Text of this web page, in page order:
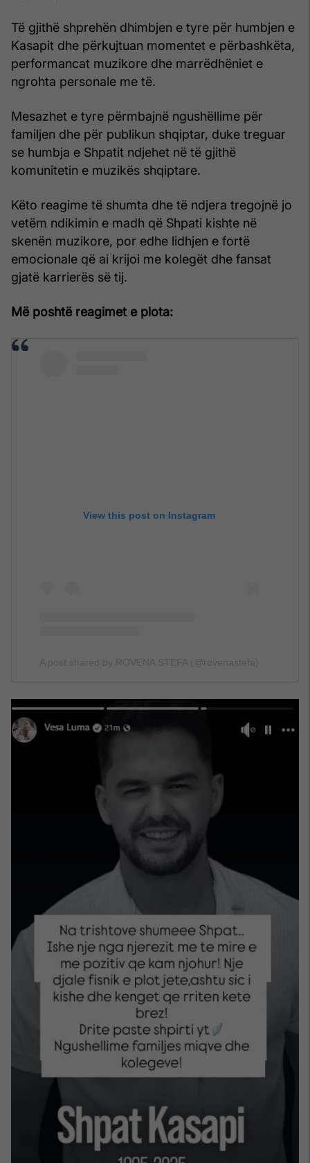
Të gjithë shprehën dhimbjen e tyre për humbjen e
Kasapit dhe përkujtuan momentet e përbashkëta,
performancat muzikore dhe marrëdhëniet e
ngrohta personale me të.
Mesazhet e tyre përmbajnë ngushëllime për
familjen dhe për publikun shqiptar, duke treguar
se humbja e Shpatit ndjehet në të gjithë
komunitetin e muzikës shqiptare.
Këto reagime të shumta dhe të ndjera tregojnë jo
vetëm ndikimin e madh që Shpati kishte në
skenën muzikore, por edhe lidhjen e fortë
emocionale që ai krijoi me kolegët dhe fansat
gjatë karrierës së tij.
Më poshtë reagimet e plota:
View this post on Instagram